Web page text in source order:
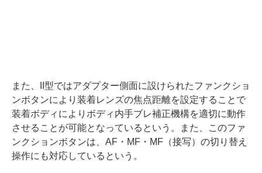
また、II型ではアダプター側面に設けられたファンクショ
ンボタンにより装着レンズの焦点距離を設定することで
装着ボディによりボディ内手ブレ補正機構を適切に動作
させることが可能となっているという。また、このファ
ンクションボタンは、AF・MF・MF（接写）の切り替え
操作にも対応しているという。